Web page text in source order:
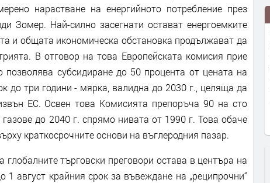
нарастване на енергийното потребление през
Зомер. Най-силно засегнати остават енергоемките
и общата икономическа обстановка продължават да
В отговор на това Европейската комисия прие
субсидиране до 50 процента от цената на
до три години - мярка, валидна до 2030 г., целяща да
ЕС. Освен това Комисията препоръча 90 на сто
до 2040 г. спрямо нивата от 1990 г. Това обаче
краткосрочните основи на въглеродния пазар.
търговски преговори остава в центъра на
август крайния срок за въвеждане на „реципрочни“